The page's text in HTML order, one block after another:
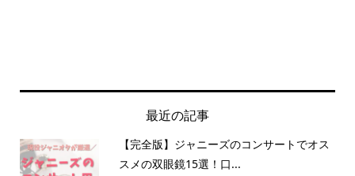
最近の記事
【完全版】ジャニーズのコンサートでオス
スメの双眼鏡15選！口...